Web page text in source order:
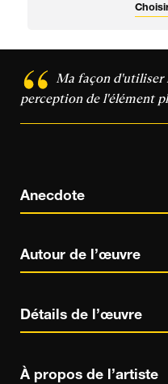
Ma façon d'utiliser
perception de l'élément
Anecdote
Autour de l’œuvre
Détails de l’œuvre
À propos de l’artiste